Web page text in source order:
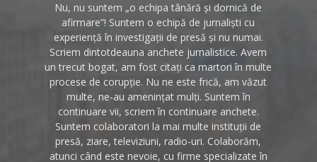
Nu, nu suntem „o echipa tânără și dornică de
afirmare”! Suntem o echipă de jurnaliști cu
experiență în investigații de presă și nu numai.
Scriem dintotdeauna anchete jurnalistice. Avem
un trecut bogat, am fost citați ca martori în multe
procese de corupție. Nu ne este frică, am văzut
multe, ne-au amenințat mulți. Suntem în
continuare vii, scriem în continuare anchete.
Suntem colaboratori la mai multe instituții de
presă, ziare, televiziuni, radio-uri. Colaborăm,
atunci când este nevoie, cu firme specializate în